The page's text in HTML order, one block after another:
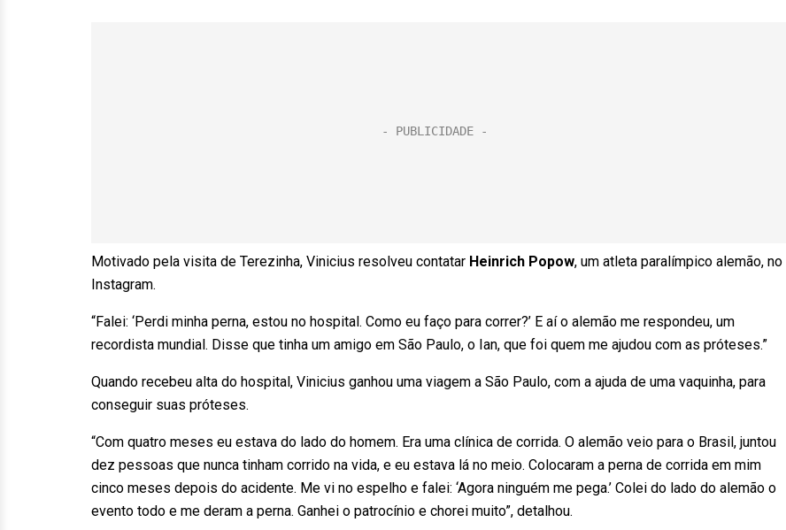
Motivado pela visita de Terezinha, Vinicius resolveu contatar Heinrich Popow, um atleta paralímpico alemão, no
Instagram.
“Falei: ‘Perdi minha perna, estou no hospital. Como eu faço para correr?’ E aí o alemão me respondeu, um
recordista mundial. Disse que tinha um amigo em São Paulo, o Ian, que foi quem me ajudou com as próteses.”
Quando recebeu alta do hospital, Vinicius ganhou uma viagem a São Paulo, com a ajuda de uma vaquinha, para
conseguir suas próteses.
“Com quatro meses eu estava do lado do homem. Era uma clínica de corrida. O alemão veio para o Brasil, juntou
dez pessoas que nunca tinham corrido na vida, e eu estava lá no meio. Colocaram a perna de corrida em mim
cinco meses depois do acidente. Me vi no espelho e falei: ‘Agora ninguém me pega.’ Colei do lado do alemão o
evento todo e me deram a perna. Ganhei o patrocínio e chorei muito”, detalhou.